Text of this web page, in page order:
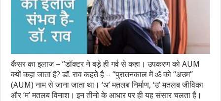
कैंसर का इलाज – ”डॉक्टर ने बड़े ही गर्व से कहा। उपकरण को AUM
क्यों कहा जाता है? डॉ. राव कहते है – “पुरातनकाल में ॐ को “अउम”
(AUM) नाम से जाना जाता था। ‘अ’ मतलब निर्माण, ‘उ’ मतलब जीविका
और ‘म’ मतलब विनाश। इन तीनो के आधार पर ही यह संसार चलता है।